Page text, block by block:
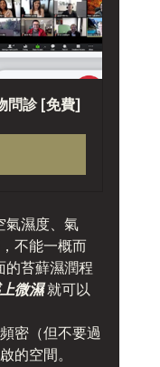
問診 [免費]
氣濕度、氣
不能一概而
的苔蘚濕潤程
微濕 就可以
密（但不要過
的空間。